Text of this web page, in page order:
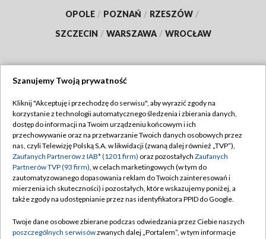
OPOLE / POZNAŃ / RZESZÓW /
SZCZECIN / WARSZAWA / WROCŁAW
TVP
Abonament TVP
Emisja w TVP
Centrum informacji TVP
Naziemna Telewizja Cyfrowa
Rada Programowa
Regulamin TVP
Polityka prywatności
Moje zgody
Pomoc
Kontakt
Szanujemy Twoją prywatność
Kliknij "Akceptuję i przechodzę do serwisu", aby wyrazić zgody na
korzystanie z technologii automatycznego śledzenia i zbierania danych,
dostęp do informacji na Twoim urządzeniu końcowym i ich
przechowywanie oraz na przetwarzanie Twoich danych osobowych przez
nas, czyli Telewizję Polską S.A. w likwidacji (zwaną dalej również „TVP”),
Zaufanych Partnerów z IAB* (1201 firm) oraz pozostałych Zaufanych
Partnerów TVP (93 firm), w celach marketingowych (w tym do
zautomatyzowanego dopasowania reklam do Twoich zainteresowań i
mierzenia ich skuteczności) i pozostałych, które wskazujemy poniżej, a
także zgody na udostępnianie przez nas identyfikatora PPID do Google.
Twoje dane osobowe zbierane podczas odwiedzania przez Ciebie naszych
poszczególnych serwisówzwanych dalej „Portalem”, w tym informacje